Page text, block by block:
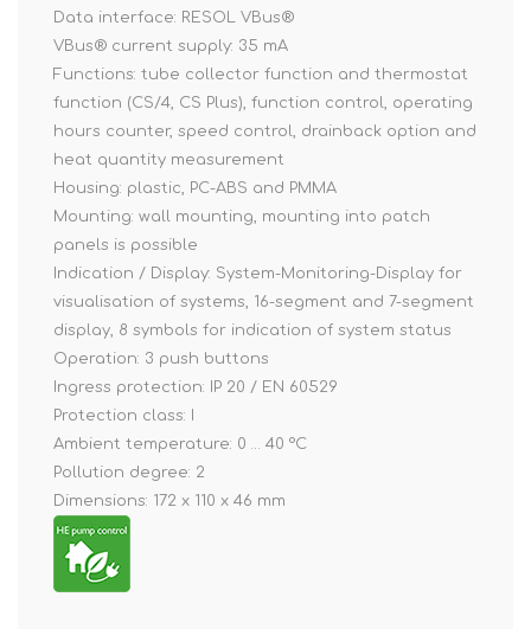
Data interface: RESOL VBus®
VBus® current supply: 35 mA
Functions: tube collector function and thermostat
function (CS/4, CS Plus), function control, operating
hours counter, speed control, drainback option and
heat quantity measurement
Housing: plastic, PC-ABS and PMMA
Mounting: wall mounting, mounting into patch
panels is possible
Indication / Display: System-Monitoring-Display for
visualisation of systems, 16-segment and 7-segment
display, 8 symbols for indication of system status
Operation: 3 push buttons
Ingress protection: IP 20 / EN 60529
Protection class: I
Ambient temperature: 0 … 40 °C
Pollution degree: 2
Dimensions: 172 x 110 x 46 mm